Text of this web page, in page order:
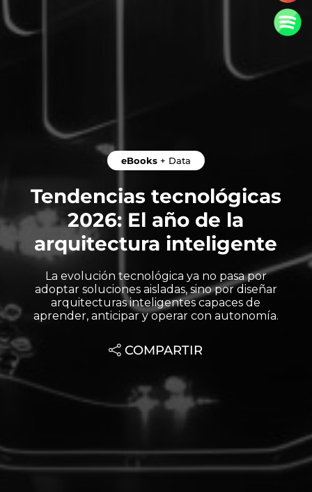
eBooks+ Data
Tendencias tecnológicas
2026: El año de la
arquitectura inteligente
La evolución tecnológica ya no pasa por
adoptar soluciones aisladas, sino por diseñar
arquitecturas inteligentes capaces de
aprender, anticipar y operar con autonomía.
COMPARTIR